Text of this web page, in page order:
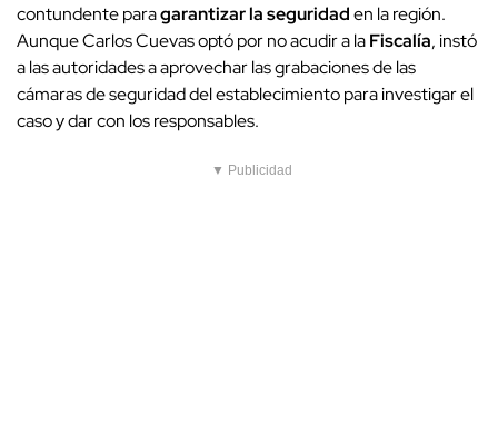
contundente paragarantizar la seguridaden la región.
Aunque Carlos Cuevas optó por no acudir a laFiscalía, instó
a las autoridades a aprovechar las grabaciones de las
cámaras de seguridad del establecimiento para investigar el
caso y dar con los responsables.
▼ Publicidad